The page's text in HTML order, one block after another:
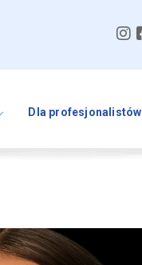
Dla profesjonalistów